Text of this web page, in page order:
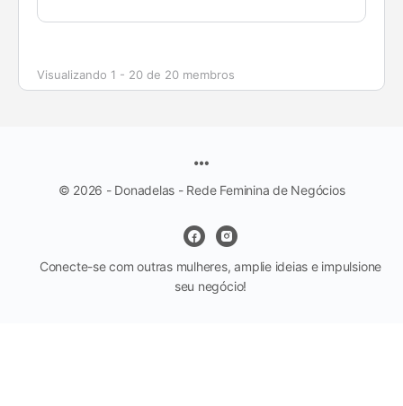
Visualizando 1 - 20 de 20 membros
© 2026 - Donadelas - Rede Feminina de Negócios
Conecte-se com outras mulheres, amplie ideias e impulsione
seu negócio!